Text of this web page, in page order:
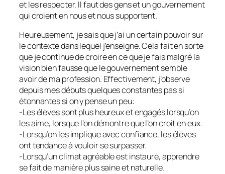
et les respecter. Il faut des gens et un gouvernement
qui croient en nous et nous supportent.
Heureusement, je sais que j’ai un certain pouvoir sur
le contexte dans lequel j’enseigne. Cela fait en sorte
que je continue de croire en ce que je fais malgré la
vision bien fausse que le gouvernement semble
avoir de ma profession. Effectivement, j’observe
depuis mes débuts quelques constantes pas si
étonnantes si on y pense un peu:
-Les élèves sont plus heureux et engagés lorsqu’on
les aime, lorsque l’on démontre que l’on croit en eux.
-Lorsqu’on les implique avec confiance, les élèves
ont tendance à vouloir se surpasser.
-Lorsqu’un climat agréable est instauré, apprendre
se fait de manière plus saine et naturelle.